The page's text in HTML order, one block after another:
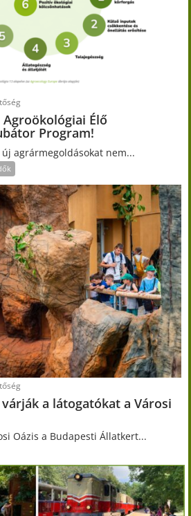
Élő
Program!
agrármegoldásokat nem...
a látogatókat a Városi
Oázis a Budapesti Állatkert...